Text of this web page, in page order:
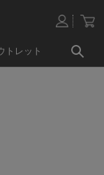
トレット